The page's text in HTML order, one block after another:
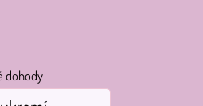
dohody